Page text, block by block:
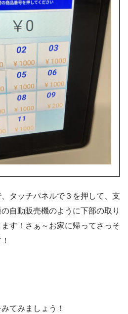
タッチパネルで３を押して、支
自動販売機のように下部の取り
す！さぁ～お家に帰ってさっそ
てみましょう！